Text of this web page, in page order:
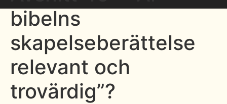
bibelns
skapelseberättelse
relevant och
trovärdig”?